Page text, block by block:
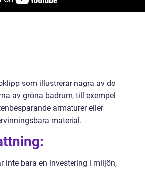
som illustrerar några av de
av gröna badrum, till exempel
armaturer eller
material.
inte bara en investering i miljön,